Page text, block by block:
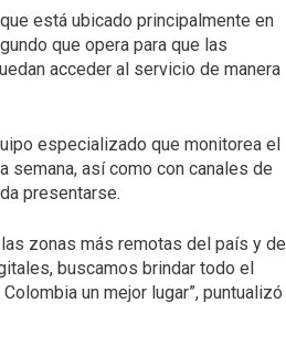
está ubicado principalmente en
que opera para que las
acceder al servicio de manera
especializado que monitorea el
así como con canales de
presentarse.
zonas más remotas del país y de
buscamos brindar todo el
un mejor lugar”, puntualizó